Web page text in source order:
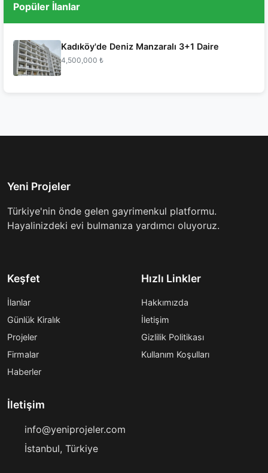
Popüler İlanlar
Kadıköy'de Deniz Manzaralı 3+1 Daire
4,500,000 ₺
Yeni Projeler
Türkiye'nin önde gelen gayrimenkul platformu.
Hayalinizdeki evi bulmanıza yardımcı oluyoruz.
Keşfet
İlanlar
Günlük Kiralık
Projeler
Firmalar
Haberler
Hızlı Linkler
Hakkımızda
İletişim
Gizlilik Politikası
Kullanım Koşulları
İletişim
info@yeniprojeler.com
İstanbul, Türkiye